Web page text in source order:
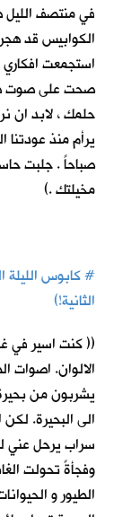
في منتصف
الكوابيس قد
استجمعت افكاري
صحت على صوت
حلمك ، لابد ان
يرأم منذ
صباحاً . جلبت
مخيلتك .)
#كابوس الليلة
الثانية!)
(( كنت اسير في
الالوان. اصوات
يشربون من
الى البحيرة.
سراب يرحل عني
وفجأةً تحولت
الطيور و